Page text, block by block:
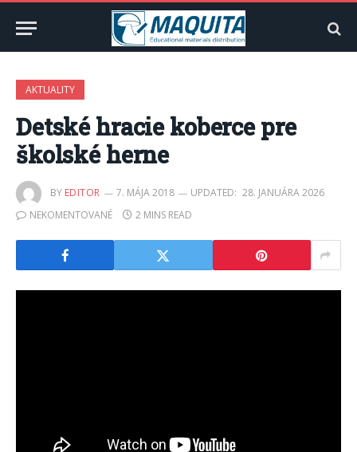
AKTUALITY
Detské hracie koberce pre
školské herne
BY EDITOR 7. MÁJA 2018 UPDATED: 28. JANUÁRA 2026
NEKOMENTOVANÉ
2 MINS READ